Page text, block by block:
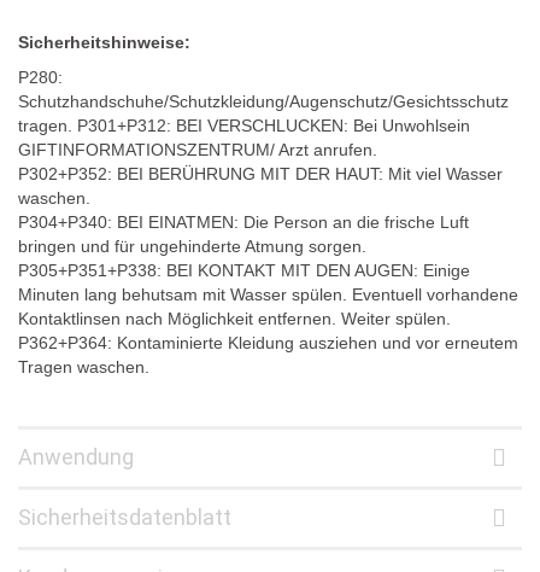
Sicherheitshinweise:
P280:
Schutzhandschuhe/Schutzkleidung/Augenschutz/Gesichtsschutz
tragen. P301+P312: BEI VERSCHLUCKEN: Bei Unwohlsein
GIFTINFORMATIONSZENTRUM/ Arzt anrufen.
P302+P352: BEI BERÜHRUNG MIT DER HAUT: Mit viel Wasser
waschen.
P304+P340: BEI EINATMEN: Die Person an die frische Luft
bringen und für ungehinderte Atmung sorgen.
P305+P351+P338: BEI KONTAKT MIT DEN AUGEN: Einige
Minuten lang behutsam mit Wasser spülen. Eventuell vorhandene
Kontaktlinsen nach Möglichkeit entfernen. Weiter spülen.
P362+P364: Kontaminierte Kleidung ausziehen und vor erneutem
Tragen waschen.
Anwendung
Sicherheitsdatenblatt